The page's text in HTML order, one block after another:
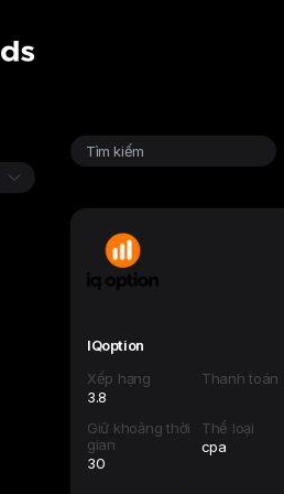
IQoption
Xếp hạng
3.8
Thanh toán
Giữ khoảng thời
gian
30
Thể loại
cpa